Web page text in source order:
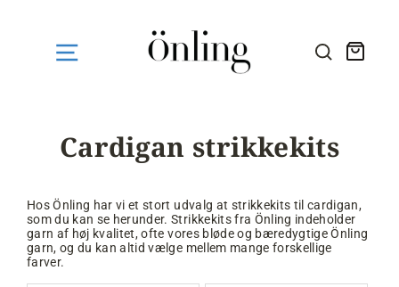
SØG HER
Cardigan strikkekits
Hos Önling har vi et stort udvalg at strikkekits til cardigan,
som du kan se herunder. Strikkekits fra Önling indeholder
garn af høj kvalitet, ofte vores bløde og bæredygtige Önling
garn, og du kan altid vælge mellem mange forskellige
farver.